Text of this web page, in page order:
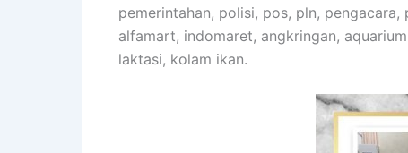
pemerintahan, polisi, pos, pln,
alfamart, indomaret, angkringan,
laktasi, kolam ikan.